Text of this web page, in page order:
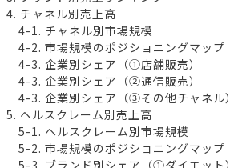
4. チャネル別売上高
4-1. チャネル別市場規模
4-2. 市場規模のポジショニングマップ
4-3. 企業別シェア（①店舗販売）
4-3. 企業別シェア（②通信販売）
4-3. 企業別シェア（③その他チャネル）
5. ヘルスクレーム別売上高
5-1. ヘルスクレーム別市場規模
5-2. 市場規模のポジショニングマップ
5-3. ブランド別シェア（①ダイエット）